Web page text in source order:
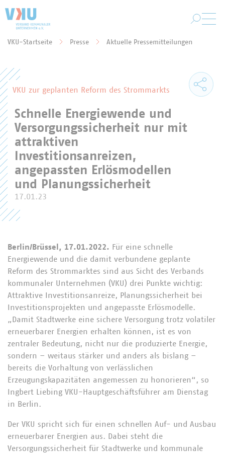
VKU-Startseite Presse Aktuelle Pressemitteilungen
VKU zur geplanten Reform des Strommarkts
Schnelle Energiewende und
Versorgungssicherheit nur mit
attraktiven
Investitionsanreizen,
angepassten Erlösmodellen
und Planungssicherheit
17.01.23
Berlin/Brüssel, 17.01.2022. Für eine schnelle
Energiewende und die damit verbundene geplante
Reform des Strommarktes sind aus Sicht des Verbands
kommunaler Unternehmen (VKU) drei Punkte wichtig:
Attraktive Investitionsanreize, Planungssicherheit bei
Investitionsprojekten und angepasste Erlösmodelle.
„Damit Stadtwerke eine sichere Versorgung trotz volatiler
erneuerbarer Energien erhalten können, ist es von
zentraler Bedeutung, nicht nur die produzierte Energie,
sondern – weitaus stärker und anders als bislang –
bereits die Vorhaltung von verlässlichen
Erzeugungskapazitäten angemessen zu honorieren“, so
Ingbert Liebing VKU-Hauptgeschäftsführer am Dienstag
in Berlin.
Der VKU spricht sich für einen schnellen Auf- und Ausbau
erneuerbarer Energien aus. Dabei steht die
Versorgungssicherheit für Stadtwerke und kommunale